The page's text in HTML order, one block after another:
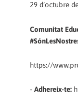
29 d’octubre
Comunitat
https://
- Adhereix-te: